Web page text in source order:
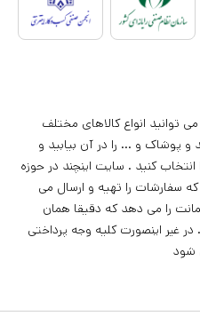
توانید انواع کالاهای مختلف
و پوشاک و ... را در آن بیابید و
کنید . سایت اینچند در حوزه
که سفارشات را تهیه و ارسال می
ضمانت را می دهد که دقیقا همان
غیر اینصورت کلیه وجه پرداختی
شود